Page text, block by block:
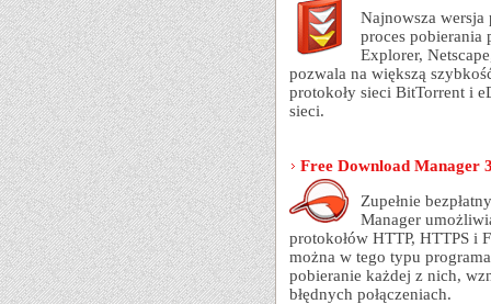
Najnowsza wersja
proces pobierania
Explorer,
pozwala na większą
protokoły sieci BitTorrent i
sieci.
Free Download Manager
Zupełnie
Manager
protokołów HTTP, HTTPS i
można w tego typu
pobieranie każdej z nich,
błędnych połączeniach.